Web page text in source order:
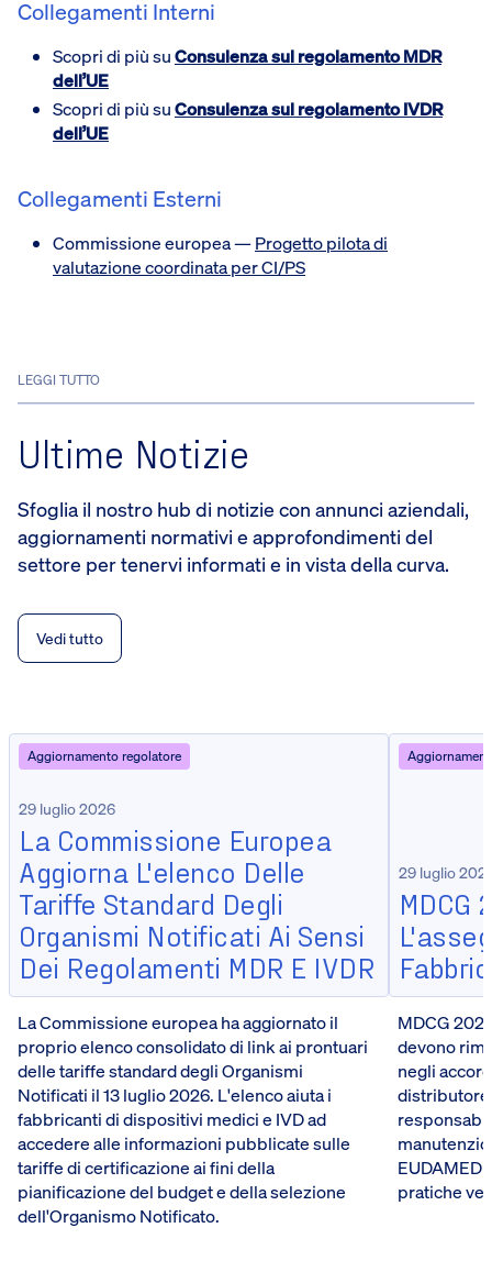
Collegamenti Interni
Scopri di più suConsulenza sul regolamento MDR
dell’UE
Scopri di più suConsulenza sul regolamento IVDR
dell’UE
Collegamenti Esterni
Commissione europea —Progetto pilota di
valutazione coordinata per CI/PS
LEGGI TUTTO
Ultime Notizie
Sfoglia il nostro hub di notizie con annunci aziendali,
aggiornamenti normativi e approfondimenti del
settore per tenervi informati e in vista della curva.
Vedi tutto
Aggiornamento regolatore
29 luglio 2026
La Commissione Europea
Aggiorna L'elenco Delle
Tariffe Standard Degli
Organismi Notificati Ai Sensi
Dei Regolamenti MDR E IVDR
La Commissione europea ha aggiornato il
proprio elenco consolidato di link ai prontuari
delle tariffe standard degli Organismi
Notificati il 13 luglio 2026. L'elenco aiuta i
fabbricanti di dispositivi medici e IVD ad
accedere alle informazioni pubblicate sulle
tariffe di certificazione ai fini della
pianificazione del budget e della selezione
dell'Organismo Notificato.
29 luglio
MDCG
MDCG
devono
negli
EUDAMED
pratiche